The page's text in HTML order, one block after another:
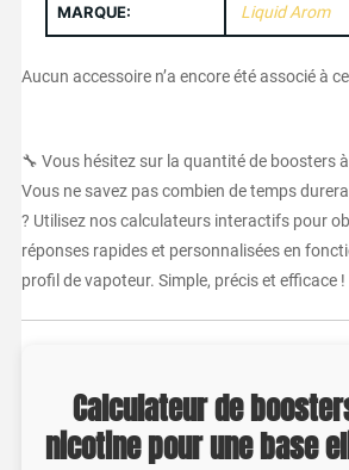
MARQUE: Liquid Arom
Aucun accessoire n’a encore été associé à
🔧 Vous hésitez sur la quantité de boosters
Vous ne savez pas combien de temps
? Utilisez nos calculateurs interactifs pour
réponses rapides et personnalisées en
profil de vapoteur. Simple, précis et efficace !
Calculateur de
nicotine pour une base